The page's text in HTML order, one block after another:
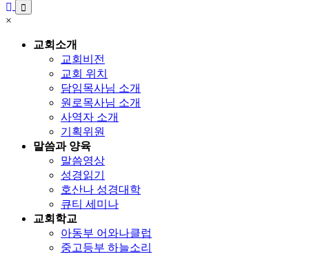
×
교회소개
교회비전
교회 위치
담임목사님 소개
원로목사님 소개
사역자 소개
기획위원
말씀과 양육
말씀영상
성경읽기
호산나 성경대학
큐티 세미나
교회학교
아동부 어와나클럽
중고등부 하늘소리